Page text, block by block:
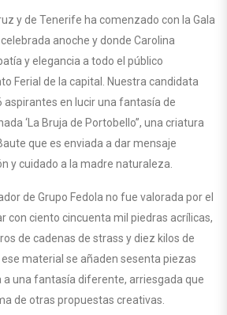
y de Tenerife ha comenzado con la Gala
anoche y donde Carolina
y elegancia a todo el público
Ferial de la capital. Nuestra candidata
aspirantes en lucir una fantasía de
‘La Bruja de Portobello”, una criatura
que es enviada a dar mensaje
y cuidado a la madre naturaleza.
de Grupo Fedola no fue valorada por el
con ciento cincuenta mil piedras acrílicas,
de cadenas de strass y diez kilos de
material se añaden sesenta piezas
una fantasía diferente, arriesgada que
de otras propuestas creativas.